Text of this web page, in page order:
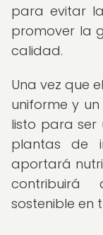
para evitar
promover la
calidad.
Una vez que
uniforme y
listo para
plantas de
aportará
contribuirá
sostenible en